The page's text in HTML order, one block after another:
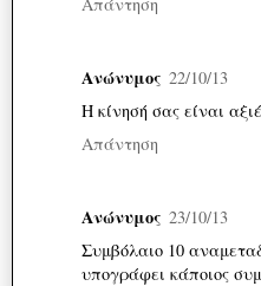
Ανώνυμος 22/10/13
Η κίνησή σας είναι
Απάντηση
Ανώνυμος 23/10/13
Συμβόλαιο 10
υπογράφει κάποιος